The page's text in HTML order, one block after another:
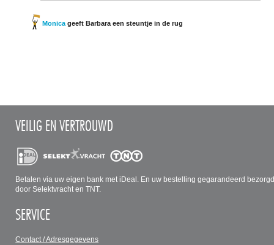
Monicageeft Barbara een steuntje in de rug
VEILIG EN VERTROUWD
Betalen via uw eigen bank met iDeal. En uw bestelling gegarandeerd
door Selektvracht en TNT.
SERVICE
Contact / Adresgegevens